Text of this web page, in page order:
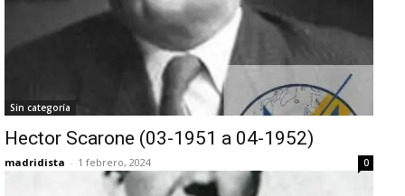
Sin categoría
Hector Scarone (03-1951 a 04-1952)
madridista - 1 febrero, 2024 0